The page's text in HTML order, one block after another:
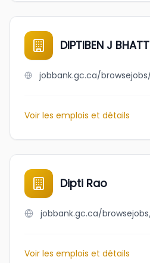
DIPTIBEN J BHATT
Voir les emplois et détails
Dipti Rao
Voir les emplois et détails